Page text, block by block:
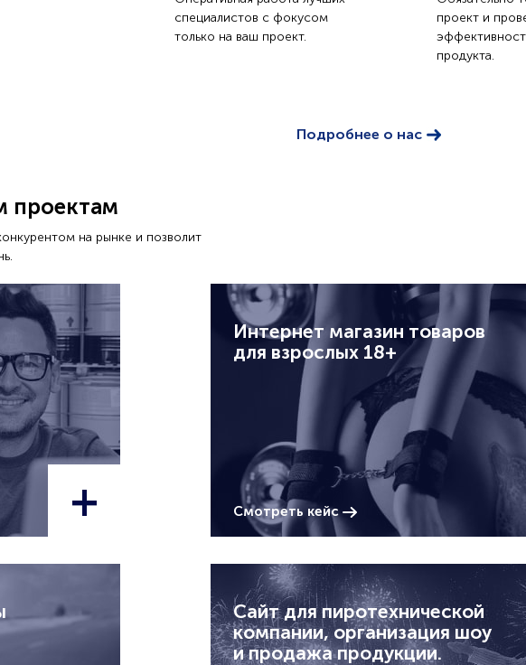
специалистов с фокусом
только на ваш проект.
проект и
продукта.
Подробнее о нас
проектам
на рынке и позволит
+
Интернет магазин товаров
для взрослых 18+
Смотреть кейс
Сайт для пиротехнической
компании, организация шоу
и продажа продукции.